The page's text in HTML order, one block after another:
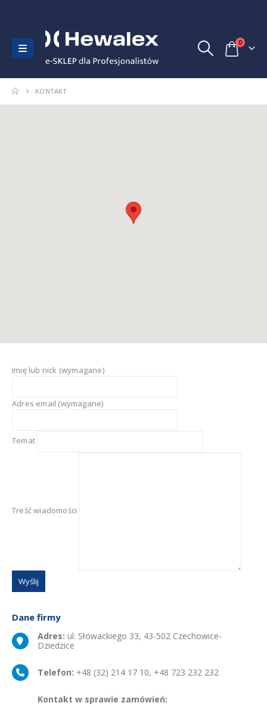
0
KONTAKT
Imię lub nick (wymagane)
Adres email (wymagane)
Temat
Treść wiadomości
Dane firmy
Adres: ul. Słowackiego 33, 43-502 Czechowice-
Dziedzice
Telefon: +48 (32) 214 17 10, +48 723 232 232
Kontakt w sprawie zamówień: